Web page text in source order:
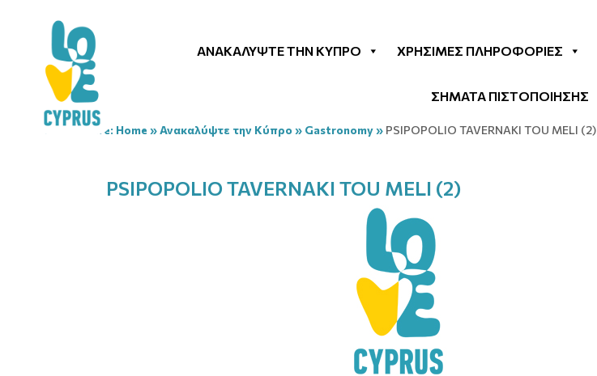
ΑΝΑΚΑΛΎΨΤΕ ΤΗΝ ΚΎΠΡΟ ΧΡΉΣΙΜΕΣ ΠΛΗΡΟΦΟΡΊΕΣ
ΣΗΜΑΤΑ ΠΙΣΤΟΠΟΙΗΣΗΣ
You are here: Home »Ανακαλύψτε την Κύπρο » Gastronomy» PSIPOPOLIO TAVERNAKI TOU MELI (2)
PSIPOPOLIO TAVERNAKI TOU MELI (2)